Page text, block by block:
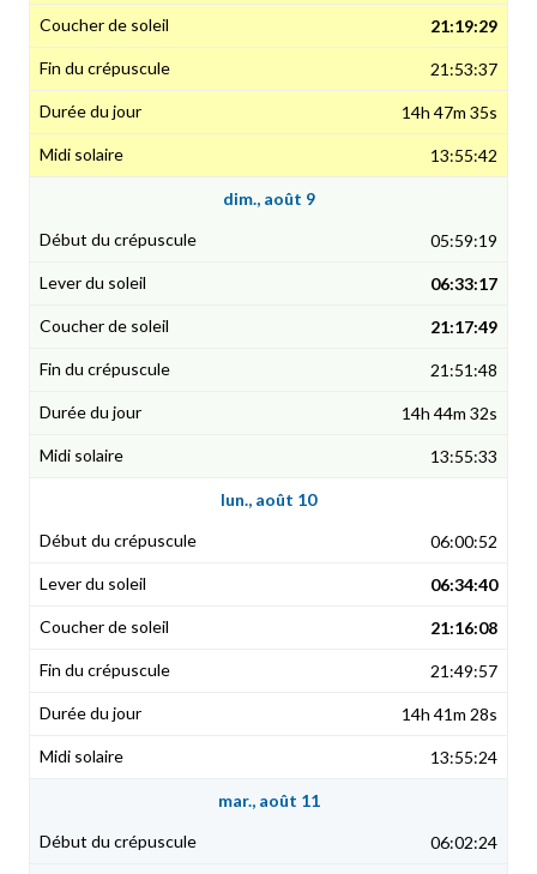
21:19:29
21:53:37
14h 47m 35s
13:55:42
dim., août 9
05:59:19
06:33:17
21:17:49
21:51:48
14h 44m 32s
13:55:33
lun., août 10
06:00:52
06:34:40
21:16:08
21:49:57
14h 41m 28s
13:55:24
mar., août 11
06:02:24